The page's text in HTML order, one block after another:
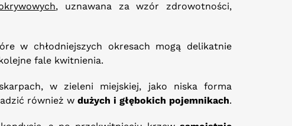
, uznawana za wzór zdrowotności,
w chłodniejszych okresach mogą delikatnie
fale kwitnienia.
w zieleni miejskiej, jako niska forma
również w dużych i głębokich pojemnikach.